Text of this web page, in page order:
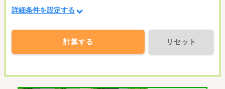
詳細条件を設定する
計算する リセット